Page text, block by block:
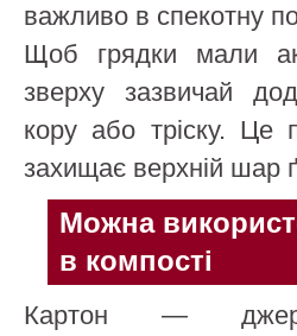
важливо в спекотну
Щоб грядки мали
зверху зазвичай
кору або тріску. Це
захищає верхній шар
Можна
в компості
Картон —